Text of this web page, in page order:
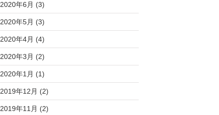
2020年6月 (3)
2020年5月 (3)
2020年4月 (4)
2020年3月 (2)
2020年1月 (1)
2019年12月 (2)
2019年11月 (2)